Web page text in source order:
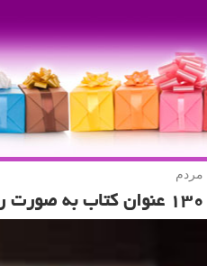
مردم